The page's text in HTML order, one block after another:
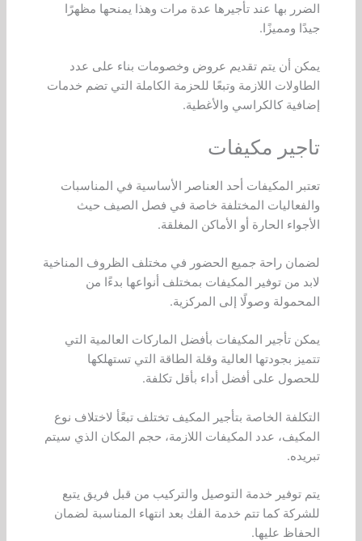
الضرر بها عند تأجيرها عدة مرات وهذا يمنحها مظهرًا
جيدًا ومميزًا.
يمكن أن يتم تقديم عروض وخصومات بناء على عدد
الطاولات اللازمة وتبعًا للحزمة الكاملة التي تضم خدمات
إضافية كالكراسي والأغطية.
تاجير مكيفات
تعتبر المكيفات أحد العناصر الأساسية في المناسبات
والفعاليات المختلفة خاصة في فصل الصيف حيث
الأجواء الحارة أو الأماكن المغلقة.
لضمان راحة جميع الحضور في مختلف الظروف المناخية
لابد من توفير المكيفات بمختلف أنواعها بدءًا من
المحمولة وصولًا إلى المركزية.
يمكن تأجير المكيفات بأفضل الماركات العالمية التي
تتميز بجودتها العالية وقلة الطاقة التي تستهلكها
للحصول على أفضل أداء بأقل تكلفة.
التكلفة الخاصة بتأجير المكيف تختلف تبعًأ لاختلاف نوع
المكيف، عدد المكيفات اللازمة، حجم المكان الذي سيتم
تبريده.
يتم توفير خدمة التوصيل والتركيب من قبل فريق يتبع
للشركة كما تتم خدمة الفك بعد انتهاء المناسبة لضمان
الحفاظ عليها.